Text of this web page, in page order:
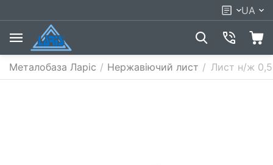
UA
Металобаза Ларіс / Нержавіючий лист / Лист н/ж 0,5